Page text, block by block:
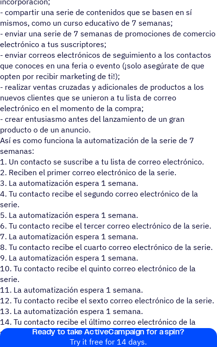
- compartir una serie de contenidos que se basen en sí
mismos, como un curso educativo de 7 semanas;
- enviar una serie de 7 semanas de promociones de comercio
electrónico a tus suscriptores;
- enviar correos electrónicos de seguimiento a los contactos
que conoces en una feria o evento (¡solo asegúrate de que
opten por recibir marketing de ti!);
- realizar ventas cruzadas y adicionales de productos a los
nuevos clientes que se unieron a tu lista de correo
electrónico en el momento de la compra;
- crear entusiasmo antes del lanzamiento de un gran
producto o de un anuncio.
Así es como funciona la automatización de la serie de 7
semanas:
1. Un contacto se suscribe a tu lista de correo electrónico.
2. Reciben el primer correo electrónico de la serie.
3. La automatización espera 1 semana.
4. Tu contacto recibe el segundo correo electrónico de la
serie.
5. La automatización espera 1 semana.
6. Tu contacto recibe el tercer correo electrónico de la serie.
7. La automatización espera 1 semana.
8. Tu contacto recibe el cuarto correo electrónico de la serie.
9. La automatización espera 1 semana.
10. Tu contacto recibe el quinto correo electrónico de la
serie.
11. La automatización espera 1 semana.
12. Tu contacto recibe el sexto correo electrónico de la serie.
13. La automatización espera 1 semana.
14. Tu contacto recibe el último correo electrónico de la
serie.
Ready to take ActiveCampaign for a spin?
Try it free for 14 days.